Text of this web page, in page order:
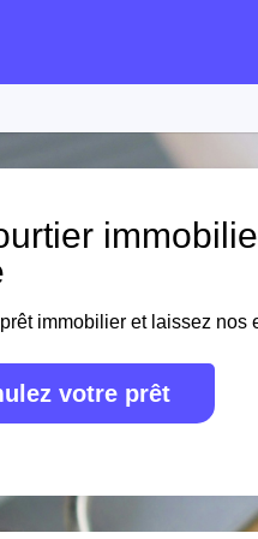
immobilier et laissez
votre prêt